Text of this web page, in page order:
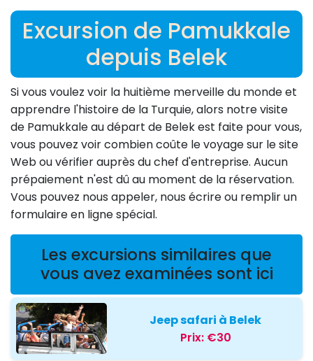
Excursion de Pamukkale
depuis Belek
Si vous voulez voir la huitième merveille du monde et
apprendre l'histoire de la Turquie, alors notre visite
de Pamukkale au départ de Belek est faite pour vous,
vous pouvez voir combien coûte le voyage sur le site
Web ou vérifier auprès du chef d'entreprise. Aucun
prépaiement n'est dû au moment de la réservation.
Vous pouvez nous appeler, nous écrire ou remplir un
formulaire en ligne spécial.
Les excursions similaires que
vous avez examinées sont ici
Jeep safari à Belek
Prix: €30